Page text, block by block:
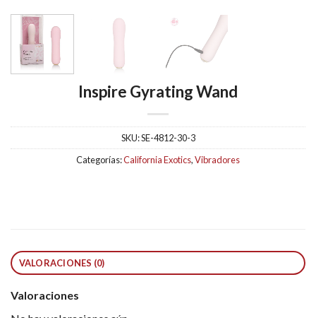
Inspire Gyrating Wand
SKU:SE-4812-30-3
Categorías:California Exotics,Vibradores
VALORACIONES (0)
Valoraciones